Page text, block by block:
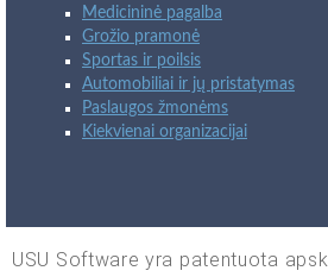
Medicininė pagalba
Grožio pramonė
Sportas ir poilsis
Automobiliai ir jų pristatymas
Paslaugos žmonėms
Kiekvienai organizacijai
USU Software yra patentuota